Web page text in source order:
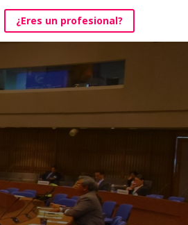
¿Eres un profesional?